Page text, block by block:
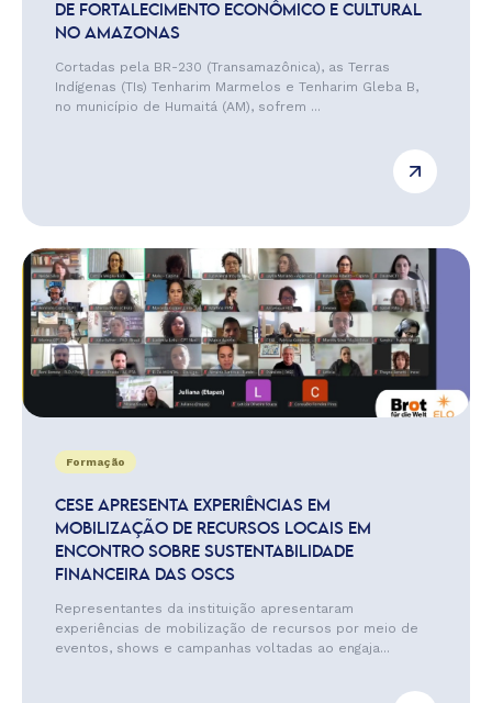
DE FORTALECIMENTO ECONÔMICO E CULTURAL
NO AMAZONAS
Cortadas pela BR-230 (Transamazônica), as Terras
Indígenas (TIs) Tenharim Marmelos e Tenharim Gleba B,
no município de Humaitá (AM), sofrem ...
Formação
CESE APRESENTA EXPERIÊNCIAS EM
MOBILIZAÇÃO DE RECURSOS LOCAIS EM
ENCONTRO SOBRE SUSTENTABILIDADE
FINANCEIRA DAS OSCS
Representantes da instituição apresentaram
experiências de mobilização de recursos por meio de
eventos, shows e campanhas voltadas ao engaja...